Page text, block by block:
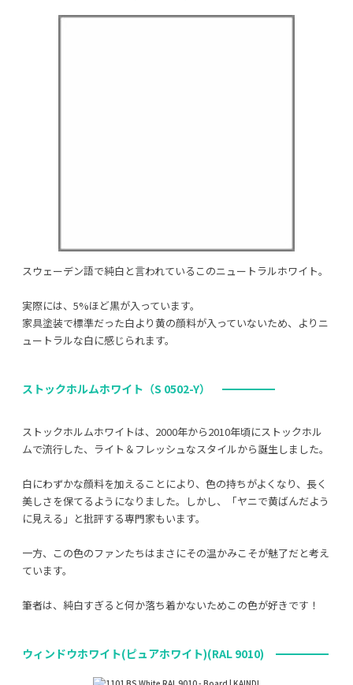
スウェーデン語で純白と言われているこのニュートラルホワイト。
実際には、5%ほど黒が入っています。
家具塗装で標準だった白より黄の顔料が入っていないため、よりニ
ュートラルな白に感じられます。
ストックホルムホワイト（S 0502-Y）
ストックホルムホワイトは、2000年から2010年頃にストックホル
ムで流行した、ライト＆フレッシュなスタイルから誕生しました。
白にわずかな顔料を加えることにより、色の持ちがよくなり、長く
美しさを保てるようになりました。しかし、「ヤニで黄ばんだよう
に見える」と批評する専門家もいます。
一方、この色のファンたちはまさにその温かみこそが魅了だと考え
ています。
筆者は、純白すぎると何か落ち着かないためこの色が好きです！
ウィンドウホワイト(ピュアホワイト)(RAL 9010)